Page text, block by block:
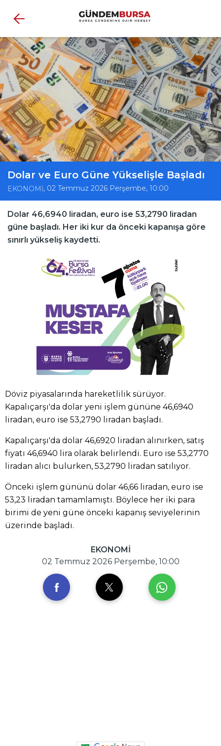
Dolar ve Euro Güne Yükselişle Başladı
EKONOMİ, 02 Temmuz 2026 Perşembe, 10:00
Dolar 46,6940 liradan, euro ise 53,2790 liradan
güne başladı. Her iki kur da önceki kapanışa göre
sınırlı yükseliş kaydetti.
Döviz piyasalarında hareketlilik sürüyor.
Kapalıçarşı'da dolar yeni işlem gününe 46,6940
liradan, euro ise 53,2790 liradan başladı.
Kapalıçarşı'da dolar 46,6920 liradan alınırken, satış
fiyatı 46,6940 lira olarak belirlendi. Euro ise 53,2770
liradan alıcı bulurken, 53,2790 liradan satılıyor.
Önceki işlem gününü dolar 46,66 liradan, euro ise
53,23 liradan tamamlamıştı. Böylece her iki para
birimi de yeni güne önceki kapanış seviyelerinin
üzerinde başladı.
EKONOMİ
02 Temmuz 2026 Perşembe, 10:00